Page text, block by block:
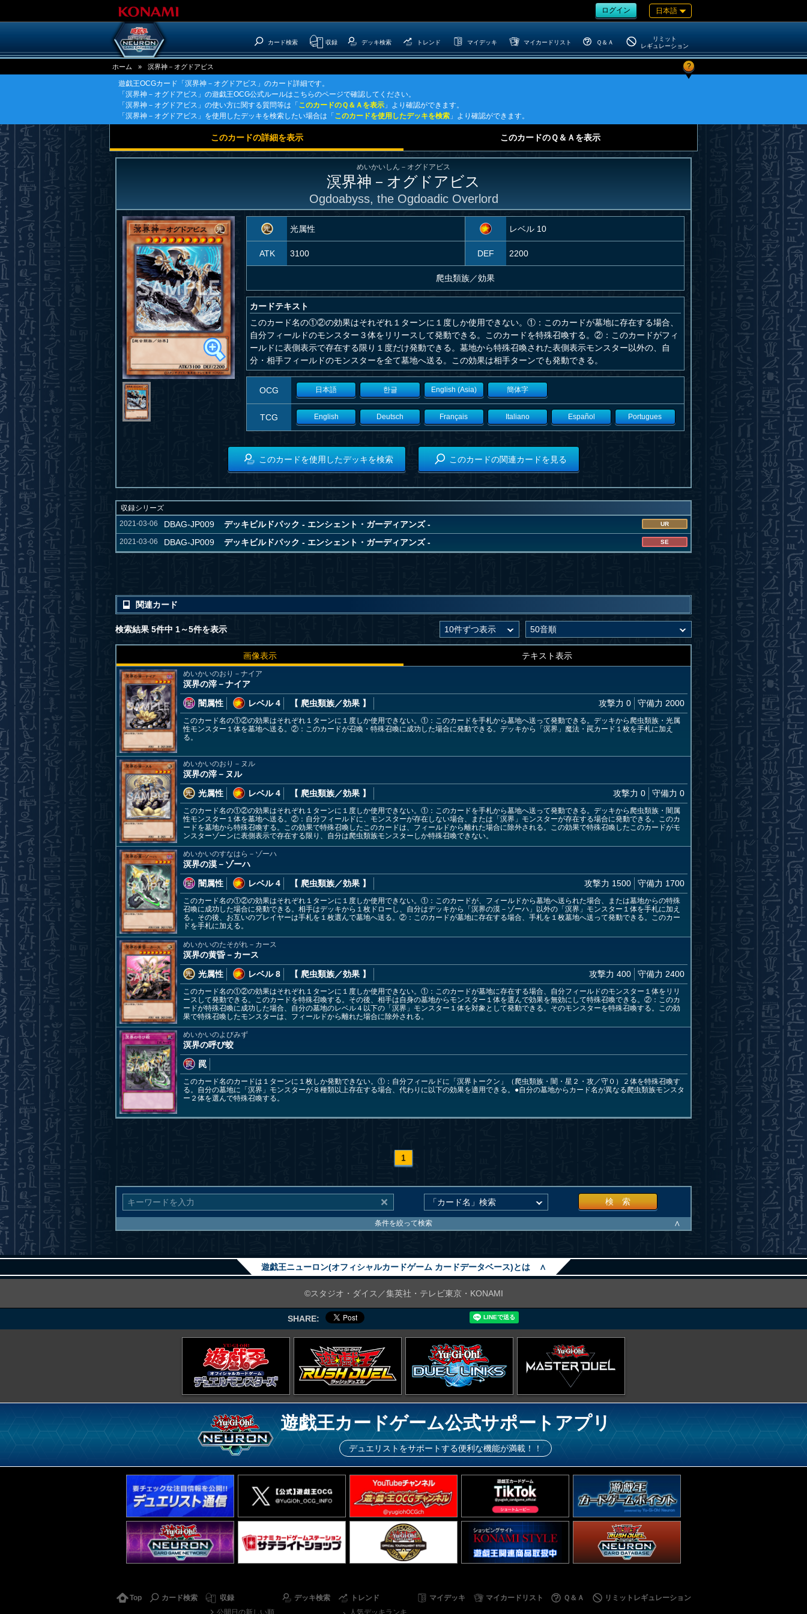
ログイン 日本語
カード検索 収録 デッキ検索 トレンド マイデッキ マイカードリスト Ｑ＆Ａ
リミット
レギュレーション
ホーム » 溟界神－オグドアビス ?
遊戯王OCGカード「溟界神－オグドアビス」のカード詳細です。
「溟界神－オグドアビス」の遊戯王OCG公式ルールはこちらのページで確認してください。
「溟界神－オグドアビス」の使い方に関する質問等は「 このカードのＱ＆Ａを表示 」より確認ができます。
「溟界神－オグドアビス」を使用したデッキを検索したい場合は「 このカードを使用したデッキを検索 」より確認ができます。
このカードの詳細を表示 このカードのＱ＆Ａを表示
めいかいしん－オグドアビス
溟界神－オグドアビス
Ogdoabyss, the Ogdoadic Overlord
光属性 レベル 10
ATK 3100 DEF 2200
爬虫類族／効果
カードテキスト
このカード名の①②の効果はそれぞれ１ターンに１度しか使用できない。①：このカードが墓地に存在する場合、
自分フィールドのモンスター３体をリリースして発動できる。このカードを特殊召喚する。②：このカードがフィ
ールドに表側表示で存在する限り１度だけ発動できる。墓地から特殊召喚された表側表示モンスター以外の、自
分・相手フィールドのモンスターを全て墓地へ送る。この効果は相手ターンでも発動できる。
OCG 日本語 한글 English (Asia) 簡体字
TCG English Deutsch Français Italiano Español Portugues
このカードを使用したデッキを検索 このカードの関連カードを見る
収録シリーズ
2021-03-06
DBAG-JP009 デッキビルドパック - エンシェント・ガーディアンズ - UR
2021-03-06 DBAG-JP009 デッキビルドパック - エンシェント・ガーディアンズ - SE
関連カード
検索結果 5件中 1～5件を表示
画像表示 テキスト表示
めいかいのおり－ナイア
溟界の滓－ナイア
闇属性
レベル 4 【 爬虫類族／効果 】 攻撃力 0 守備力 2000
このカード名の①②の効果はそれぞれ１ターンに１度しか使用できない。①：このカードを手札から墓地へ送って発動できる。デッキから爬虫類族・光属
性モンスター１体を墓地へ送る。②：このカードが召喚・特殊召喚に成功した場合に発動できる。デッキから「溟界」魔法・罠カード１枚を手札に加え
る。
めいかいのおり－ヌル
溟界の滓－ヌル
光属性
レベル 4 【 爬虫類族／効果 】 攻撃力 0 守備力 0
このカード名の①②の効果はそれぞれ１ターンに１度しか使用できない。①：このカードを手札から墓地へ送って発動できる。デッキから爬虫類族・闇属
性モンスター１体を墓地へ送る。②：自分フィールドに、モンスターが存在しない場合、または「溟界」モンスターが存在する場合に発動できる。このカ
ードを墓地から特殊召喚する。この効果で特殊召喚したこのカードは、フィールドから離れた場合に除外される。この効果で特殊召喚したこのカードがモ
ンスターゾーンに表側表示で存在する限り、自分は爬虫類族モンスターしか特殊召喚できない。
めいかいのすなはら－ゾーハ
溟界の漠－ゾーハ
闇属性
レベル 4 【 爬虫類族／効果 】 攻撃力 1500 守備力 1700
このカード名の①②の効果はそれぞれ１ターンに１度しか使用できない。①：このカードが、フィールドから墓地へ送られた場合、または墓地からの特殊
召喚に成功した場合に発動できる。相手はデッキから１枚ドローし、自分はデッキから「溟界の漠－ゾーハ」以外の「溟界」モンスター１体を手札に加え
る。その後、お互いのプレイヤーは手札を１枚選んで墓地へ送る。②：このカードが墓地に存在する場合、手札を１枚墓地へ送って発動できる。このカー
ドを手札に加える。
めいかいのたそがれ－カース
溟界の黄昏－カース
光属性
レベル 8 【 爬虫類族／効果 】 攻撃力 400 守備力 2400
このカード名の①②の効果はそれぞれ１ターンに１度しか使用できない。①：このカードが墓地に存在する場合、自分フィールドのモンスター１体をリリ
ースして発動できる。このカードを特殊召喚する。その後、相手は自身の墓地からモンスター１体を選んで効果を無効にして特殊召喚できる。②：このカ
ードが特殊召喚に成功した場合、自分の墓地のレベル４以下の「溟界」モンスター１体を対象として発動できる。そのモンスターを特殊召喚する。この効
果で特殊召喚したモンスターは、フィールドから離れた場合に除外される。
めいかいのよびみず
溟界の呼び蛟
罠
このカード名のカードは１ターンに１枚しか発動できない。①：自分フィールドに「溟界トークン」（爬虫類族・闇・星２・攻／守０）２体を特殊召喚す
る。自分の墓地に「溟界」モンスターが８種類以上存在する場合、代わりに以下の効果を適用できる。●自分の墓地からカード名が異なる爬虫類族モンスタ
ー２体を選んで特殊召喚する。
1
検 索
条件を絞って検索 ∧
遊戯王ニューロン(オフィシャルカードゲーム カードデータベース)とは ∧
©スタジオ・ダイス／集英社・テレビ東京・KONAMI
SHARE:
遊戯王カードゲーム公式サポートアプリ
デュエリストをサポートする便利な機能が満載！！
Top カード検索
収録
デッキ検索
トレンド
マイデッキ マイカードリスト Ｑ＆Ａ リミットレギュレーション